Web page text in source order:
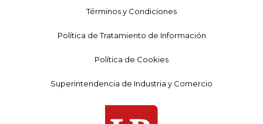
Términos y Condiciones
Política de Tratamiento de Información
Política de Cookies
Superintendencia de Industria y Comercio